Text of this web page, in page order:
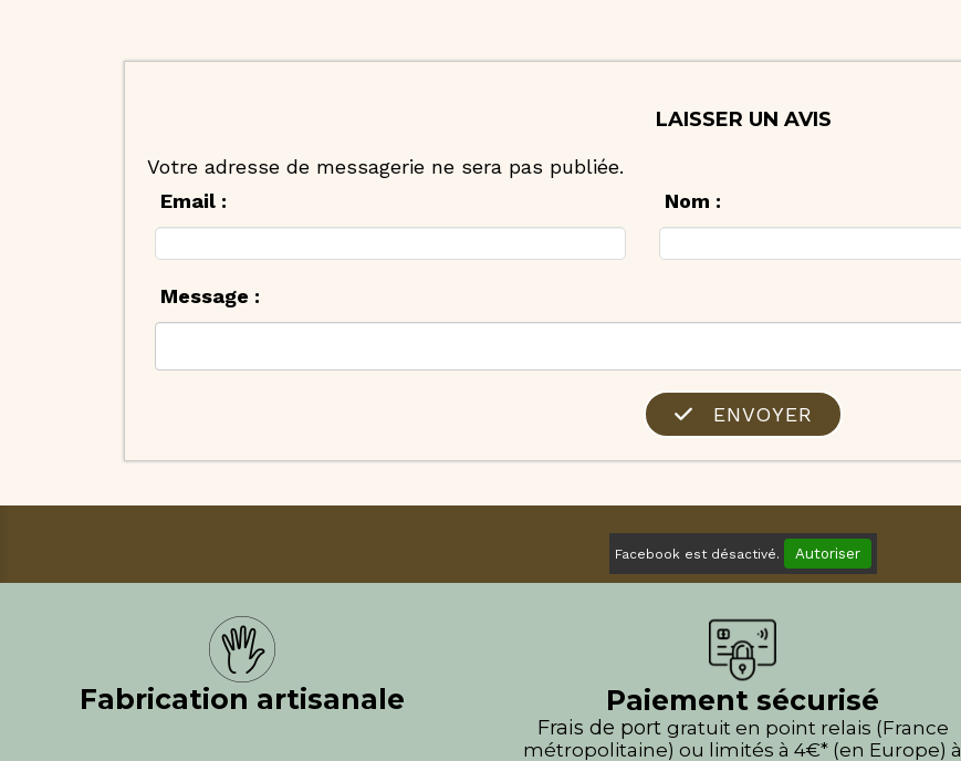
LAISSER UN AVIS
Votre adresse de messagerie ne sera pas publiée.
Email :
Nom :
Message :
ENVOYER
Facebook est désactivé. Autoriser
Fabrication artisanale Paiement sécurisé
Frais de port gratuit en point relais (France
métropolitaine) ou limités à 4€* (en Europe) à